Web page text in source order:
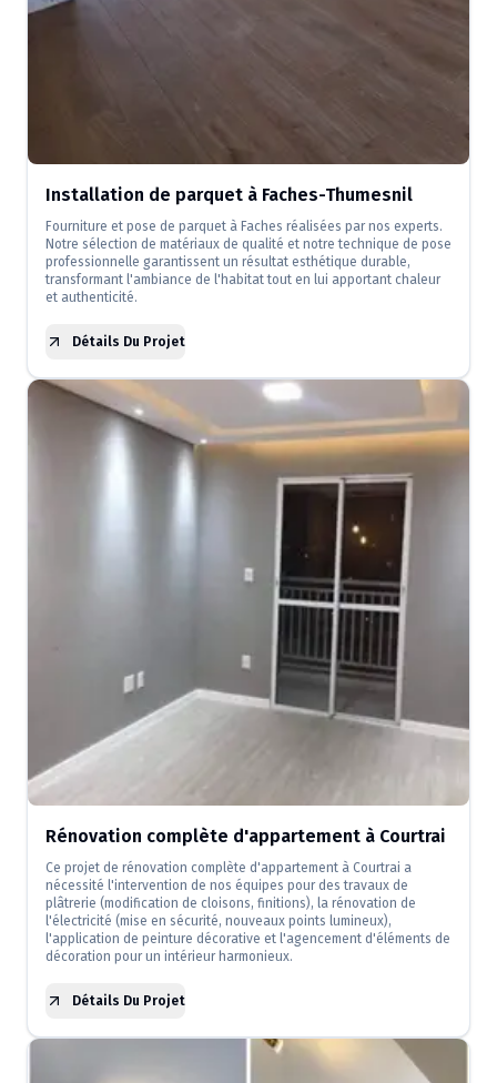
Installation de parquet à Faches-Thumesnil
Fourniture et pose de parquet à Faches réalisées par nos experts.
Notre sélection de matériaux de qualité et notre technique de pose
professionnelle garantissent un résultat esthétique durable,
transformant l'ambiance de l'habitat tout en lui apportant chaleur
et authenticité.
Détails Du Projet
Rénovation complète d'appartement à Courtrai
Ce projet de rénovation complète d'appartement à Courtrai a
nécessité l'intervention de nos équipes pour des travaux de
plâtrerie (modification de cloisons, finitions), la rénovation de
l'électricité (mise en sécurité, nouveaux points lumineux),
l'application de peinture décorative et l'agencement d'éléments de
décoration pour un intérieur harmonieux.
Détails Du Projet